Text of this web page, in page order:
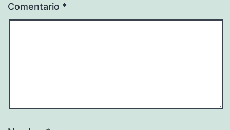
Comentario *